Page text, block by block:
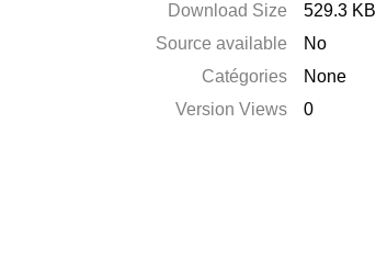
Download Size
529.3 KB
Source available
No
Catégories
None
Version Views
0